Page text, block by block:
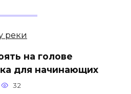
на голове
для начинающих
32